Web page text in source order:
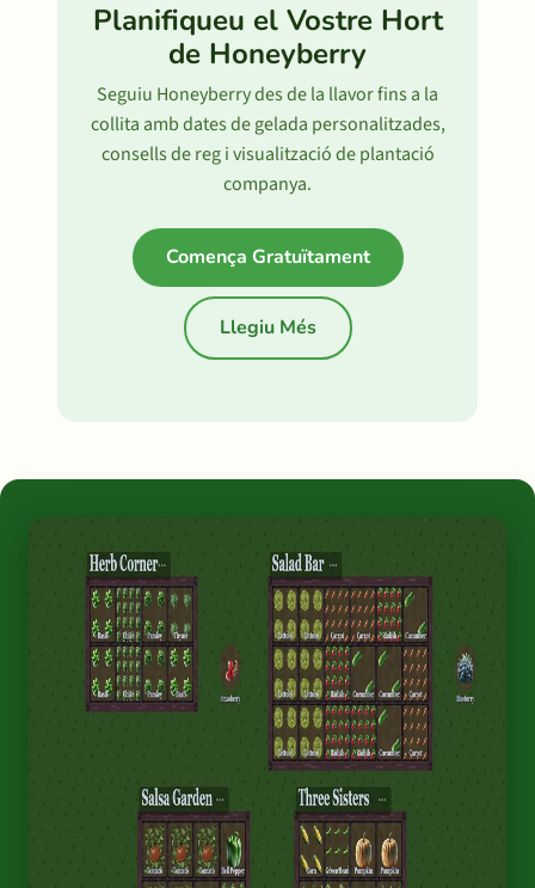
Planifiqueu el Vostre Hort
de Honeyberry
Seguiu Honeyberry des de la llavor fins a la
collita amb dates de gelada personalitzades,
consells de reg i visualització de plantació
companya.
Comença Gratuïtament
Llegiu Més